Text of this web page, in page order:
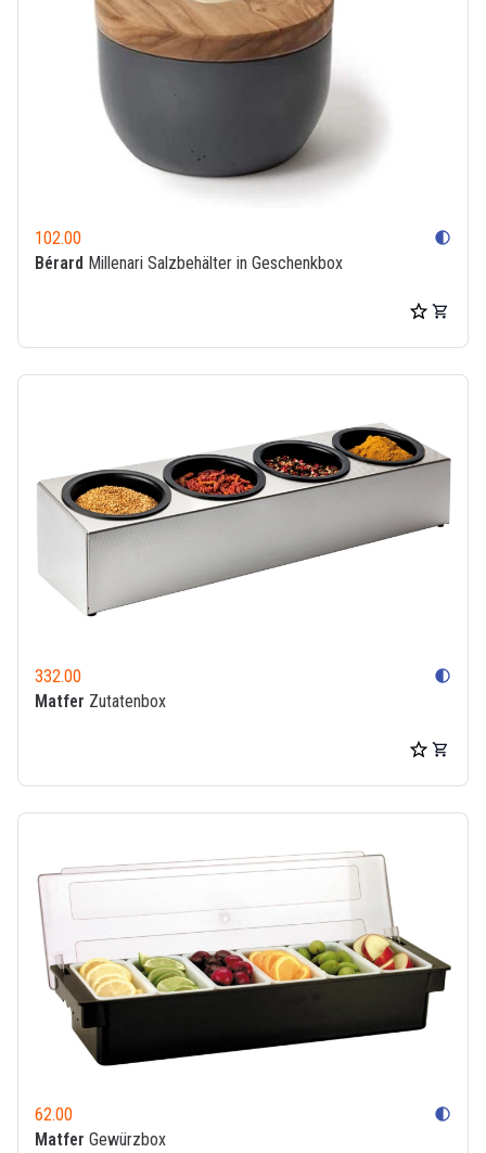
102.00 contrast
Bérard Millenari Salzbehälter in Geschenkbox
332.00 contrast
Matfer Zutatenbox
62.00 contrast
Matfer Gewürzbox